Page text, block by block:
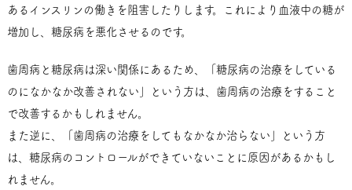
あるインスリンの働きを阻害したりします。これにより血液中の糖が
増加し、糖尿病を悪化させるのです。
歯周病と糖尿病は深い関係にあるため、「糖尿病の治療をしている
のになかなか改善されない」という方は、歯周病の治療をすること
で改善するかもしれません。
また逆に、「歯周病の治療をしてもなかなか治らない」という方
は、糖尿病のコントロールができていないことに原因があるかもし
れません。